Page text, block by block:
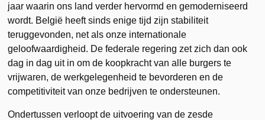
jaar waarin ons land verder hervormd en gemoderniseerd
wordt. België heeft sinds enige tijd zijn stabiliteit
teruggevonden, net als onze internationale
geloofwaardigheid. De federale regering zet zich dan ook
dag in dag uit in om de koopkracht van alle burgers te
vrijwaren, de werkgelegenheid te bevorderen en de
competitiviteit van onze bedrijven te ondersteunen.
Ondertussen verloopt de uitvoering van de zesde